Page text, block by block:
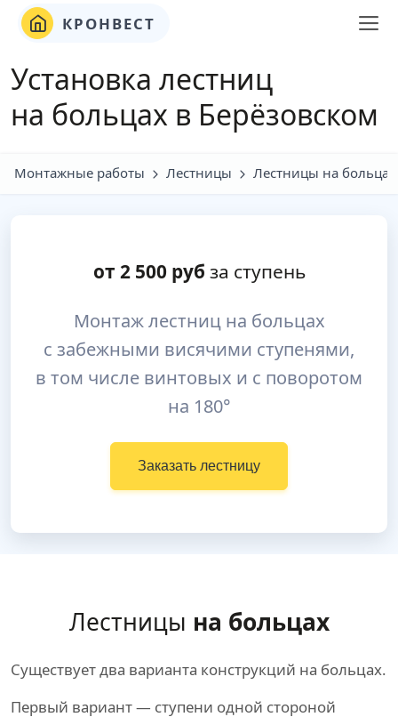
КРОНВЕСТ
Установка лестниц
на больцах в Берёзовском
Монтажные работы Лестницы Лестницы на больцах
от 2 500руб за ступень
Монтаж лестниц на больцах
с забежными висячими ступенями,
в том числе винтовых и с поворотом
на 180°
Заказать лестницу
Лестницы на больцах
Существует два варианта конструкций на больцах.
Первый вариант — ступени одной стороной